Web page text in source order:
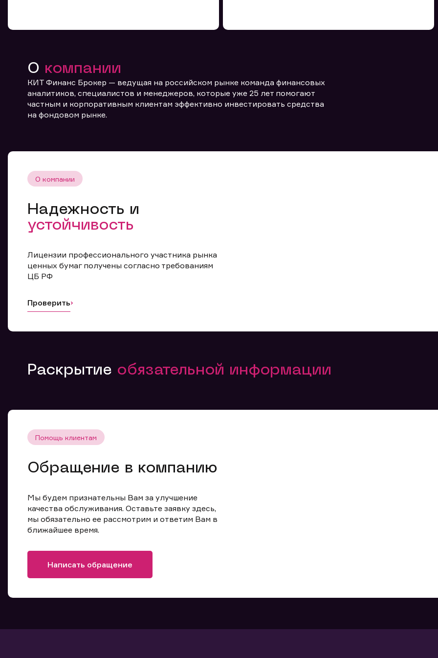
О компании
КИТ Финанс Брокер — ведущая на российском рынке команда финансовых
аналитиков, специалистов и менеджеров, которые уже 25 лет помогают
частным и корпоративным клиентам эффективно инвестировать средства
на фондовом рынке.
О компании
Надежность и
устойчивость
Лицензии профессионального участника рынка
ценных бумаг получены согласно требованиям
ЦБ РФ
Проверить
Раскрытие обязательной информации
Помощь клиентам
Обращение в компанию
Мы будем признательны Вам за улучшение
качества обслуживания. Оставьте заявку здесь,
мы обязательно ее рассмотрим и ответим Вам в
ближайшее время.
Написать обращение
Отправить заявку